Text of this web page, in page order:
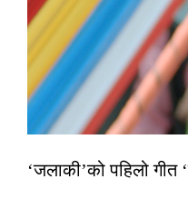
‘जलाकी’को पहिलो